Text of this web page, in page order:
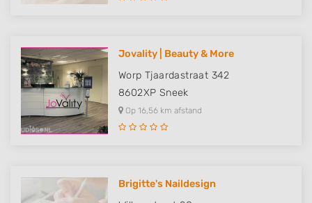
Jovality | Beauty & More
Worp Tjaardastraat 342
8602XP Sneek
Op 16,56 km afstand
Brigitte's Naildesign